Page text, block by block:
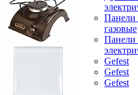
Панели
газовые
Панели
Gefest
Gefest
Gefest